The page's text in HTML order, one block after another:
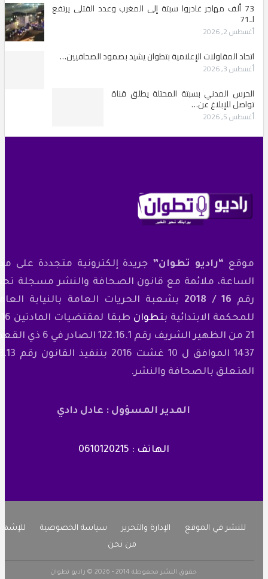
73 ألف مهاجر غادروا سبتة إلى المغرب وعدد القتلى يرتفع
2, 2026
المقاولات الإعلامية بتطوان يشيد بصمود الصحافيين…
3, 2026
المدني بسبتة المحتلة يطلق قناة
للإبلاغ عن…
5, 2026
“راديو تطوان”جريدة إلكترونية متجددة على مدار
ملائمة مع قانون الصحافة والنشر مسجلة تحت
16 / 2018
بشعبة الحريات العامة بالنيابة العامة
الابتدائية بتطوان
طبقا لمقتضيات المادتين 16 و
21 من الظهير الشريف رقم 122.16.1 الصادر في 6 ذي القعدة
1437 الموافق ل 10 غشت 2016 بتنفيذ القانون رقم 88.13
بالصحافة والنشر.
المدير المسؤول : عادل دادي
الهاتف : 0610120215
للنشر في الموقع الإدارة والتحرير سياسة الخصوصية
للإشهار
من نحن
حقوق النشر محفوظة 2014 - 2026 © راديو تطوان